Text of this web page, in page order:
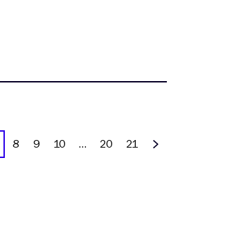
8 9 10 … 20
21